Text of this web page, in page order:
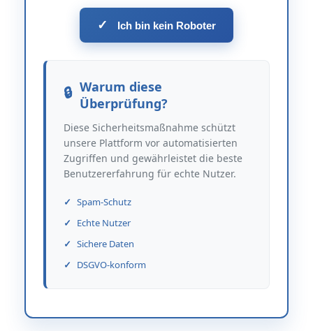
✓ Ich bin kein Roboter
Warum diese
Überprüfung?
Diese Sicherheitsmaßnahme schützt
unsere Plattform vor automatisierten
Zugriffen und gewährleistet die beste
Benutzererfahrung für echte Nutzer.
Spam-Schutz
Echte Nutzer
Sichere Daten
DSGVO-konform